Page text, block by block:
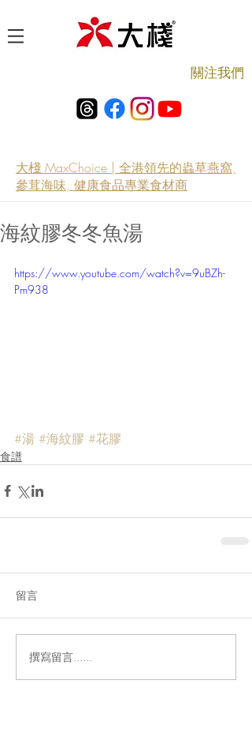
​關注我們
大棧 MaxChoice | 全港領先的蟲草燕窩,
參茸海味, 健康食品專業食材商
海紋膠冬冬魚湯
https://www.youtube.com/watch?v=9uBZh-
Pm938
#湯 #海紋膠 #花膠
食譜
留言
撰寫留言......